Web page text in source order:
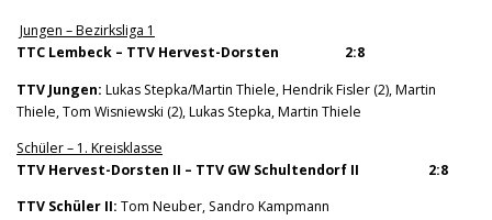
Jungen – Bezirksliga 1
TTC Lembeck – TTV Hervest-Dorsten 2:8
TTV Jungen: Lukas Stepka/Martin Thiele, Hendrik Fisler (2), Martin
Thiele, Tom Wisniewski (2), Lukas Stepka, Martin Thiele
Schüler – 1. Kreisklasse
TTV Hervest-Dorsten II – TTV GW Schultendorf II 2:8
TTV Schüler II: Tom Neuber, Sandro Kampmann